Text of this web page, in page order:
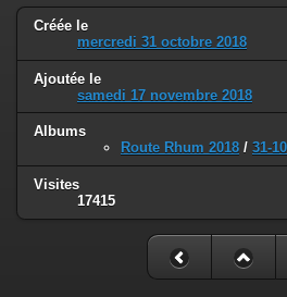
Créée le
mercredi 31 octobre 2018
Ajoutée le
samedi 17 novembre 2018
Albums
Route Rhum 2018 / 31-
Visites
17415